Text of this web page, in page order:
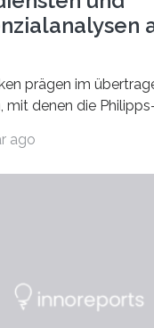
prägen im
mit denen die
der…
ago